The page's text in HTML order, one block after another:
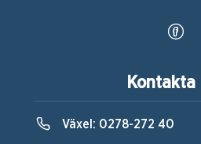
Kontakta
Växel: 0278-272 40